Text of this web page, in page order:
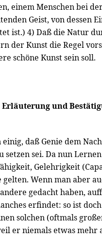
einem Menschen bei
Geist, von dessen
ist.) 4) Daß die Natur
der Kunst die Regel
schöne Kunst sein soll.
Erläuterung und
daß Genie dem
setzen sei. Da nun
Gelehrigkeit
Wenn man aber
gedacht haben,
erfindet: so ist
solchen (oftmals
er niemals etwas mehr